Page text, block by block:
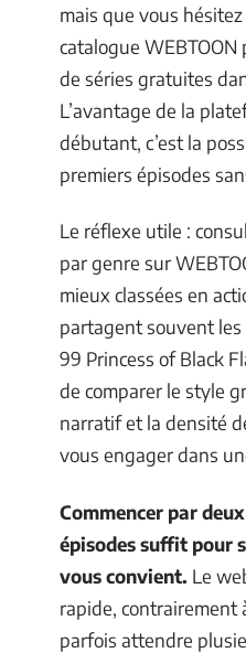
mais que vous
catalogue WEBTOON
de séries gratuites
L’avantage de la
débutant, c’est la
premiers épisodes
Le réflexe utile :
par genre sur
mieux classées en
partagent souvent les
99 Princess of Black
de comparer le style
narratif et la densité
vous engager dans
Commencer par
épisodes suffit pour
vous convient. Le
rapide, contrairement
parfois attendre